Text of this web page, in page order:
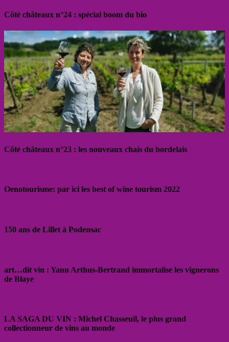
Côté châteaux n°24 : spécial boom du bio
Côté châteaux n°23 : les nouveaux chais du bordelais
Oenotourisme: par ici les best of wine tourism 2022
150 ans de Lillet à Podensac
art…dit vin : Yann Arthus-Bertrand immortalise les vignerons
de Blaye
LA SAGA DU VIN : Michel Chasseuil, le plus grand
collectionneur de vins au monde